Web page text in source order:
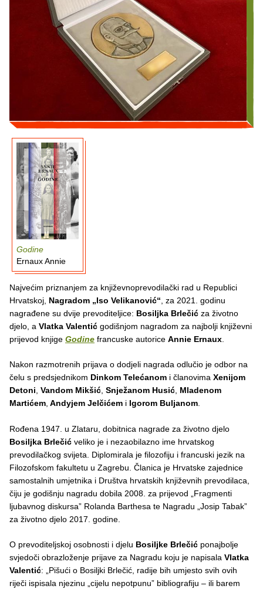
Godine
Ernaux Annie
Najvećim priznanjem za književnoprevodilački rad u Republici
Hrvatskoj, Nagradom „Iso Velikanović“ , za 2021. godinu
nagrađene su dvije prevoditeljice: Bosiljka Brlečić za životno
djelo, a Vlatka Valentić godišnjom nagradom za najbolji književni
prijevod knjige Godine francuske autorice Annie Ernaux
Nakon razmotrenih prijava o dodjeli nagrada odlučio je odbor na
čelu s predsjednikom Dinkom Telećanom i članovima Xenijom
Detoni Vandom Mikšić Snježanom Husić Mladenom
Martićem Andyjem Jelčićem i Igorom Buljanom
Rođena 1947. u Zlataru, dobitnica nagrade za životno djelo
Bosiljka Brlečić veliko je i nezaobilazno ime hrvatskog
prevodilačkog svijeta. Diplomirala je filozofiju i francuski jezik na
Filozofskom fakultetu u Zagrebu. Članica je Hrvatske zajednice
samostalnih umjetnika i Društva hrvatskih književnih prevodilaca,
čiju je godišnju nagradu dobila 2008. za prijevod „Fragmenti
ljubavnog diskursa” Rolanda Barthesa te Nagradu „Josip Tabak”
za životno djelo 2017. godine.
O prevoditeljskoj osobnosti i djelu Bosiljke Brlečić ponajbolje
svjedoči obrazloženje prijave za Nagradu koju je napisala Vlatka
Valentić: „Pišući o Bosiljki Brlečić, radije bih umjesto svih ovih
riječi ispisala njezinu „cijelu nepotpunu” bibliografiju – ili barem